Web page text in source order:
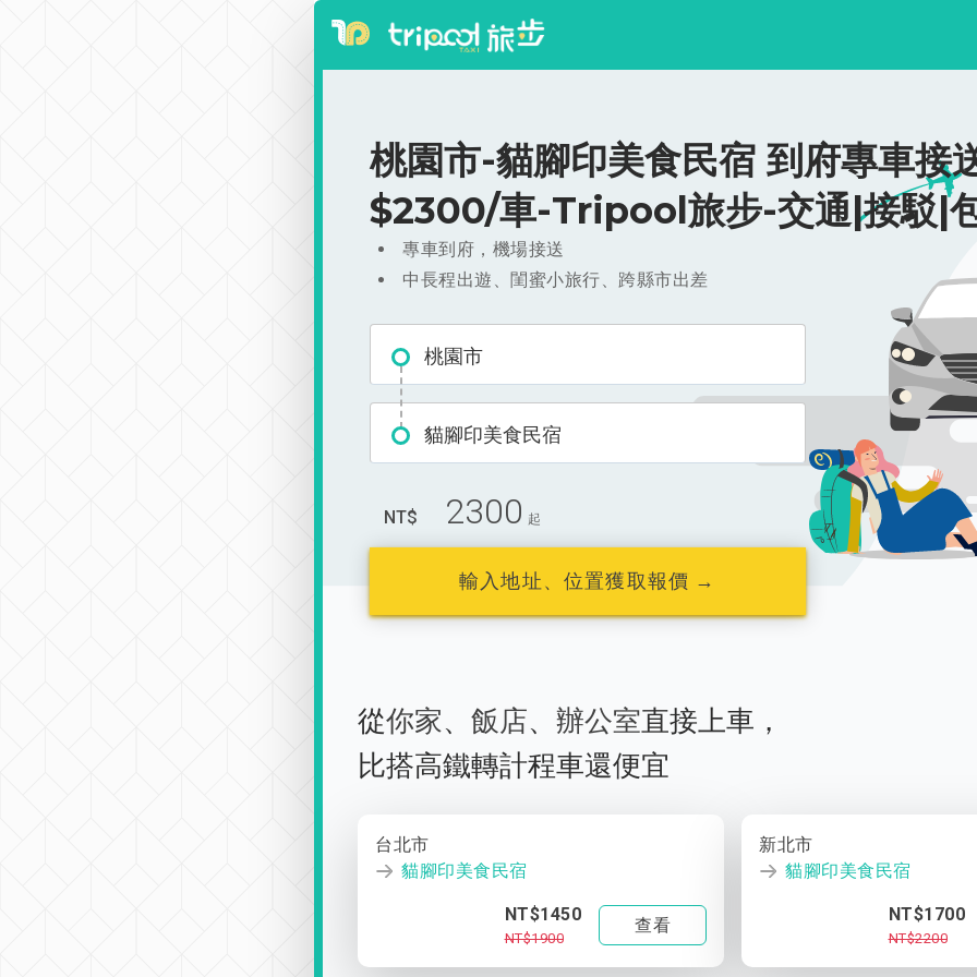
桃園市-貓腳印美食民宿 到府專車接
$2300/車-Tripool旅步-交通|接駁|
專車到府，機場接送
中長程出遊、閨蜜小旅行、跨縣市出差
桃園市
貓腳印美食民宿
NT$ 2300 起
輸入地址、位置獲取報價 →
從你家、 飯店、 辦公室直接上車，
比搭高鐵轉計程車還便宜
台北市
貓腳印美食民宿
NT$1450
NT$1900
查看
新北市
貓腳印美食民宿
NT$1700
NT$2200